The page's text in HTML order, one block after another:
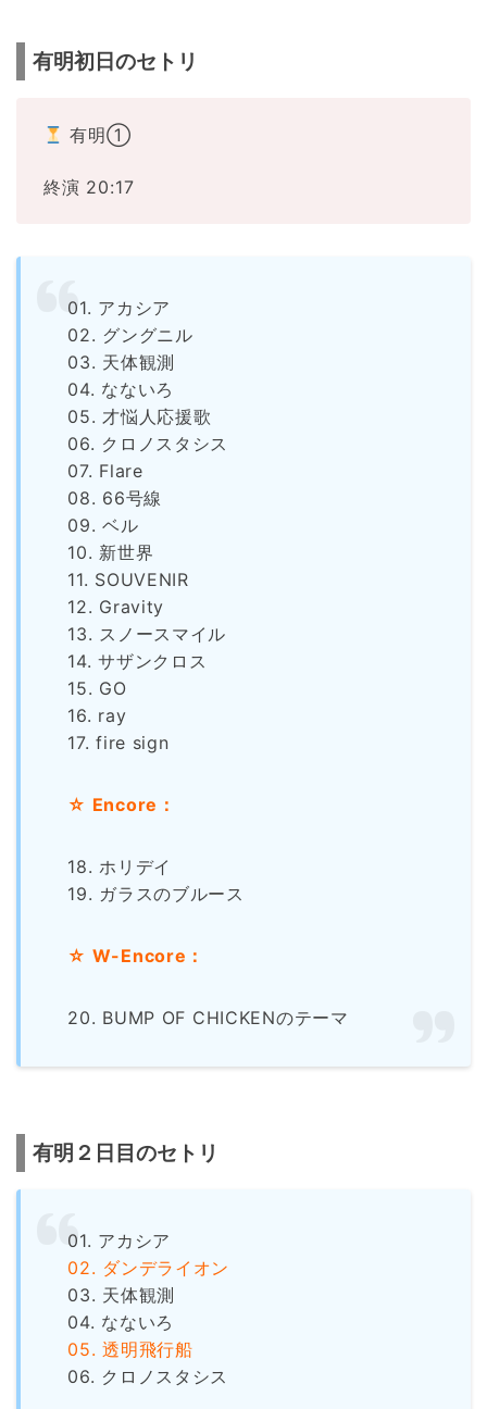
有明初日のセトリ
有明①
終演 20:17
01. アカシア
02. グングニル
03. 天体観測
04. なないろ
05. 才悩人応援歌
06. クロノスタシス
07. Flare
08. 66号線
09. ベル
10. 新世界
11. SOUVENIR
12. Gravity
13. スノースマイル
14. サザンクロス
15. GO
16. ray
17. fire sign
☆ Encore：
18. ホリデイ
19. ガラスのブルース
☆ W-Encore：
20. BUMP OF CHICKENのテーマ
有明２日目のセトリ
01. アカシア
02. ダンデライオン
03. 天体観測
04. なないろ
05. 透明飛行船
06. クロノスタシス